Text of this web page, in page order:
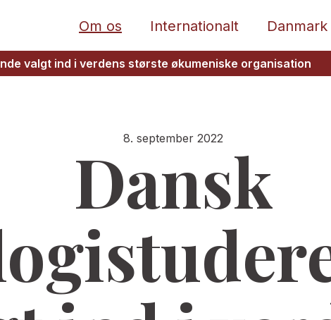
Om os Internationalt Danmark
valgt ind i verdens største økumeniske organisation
8. september 2022
Dansk